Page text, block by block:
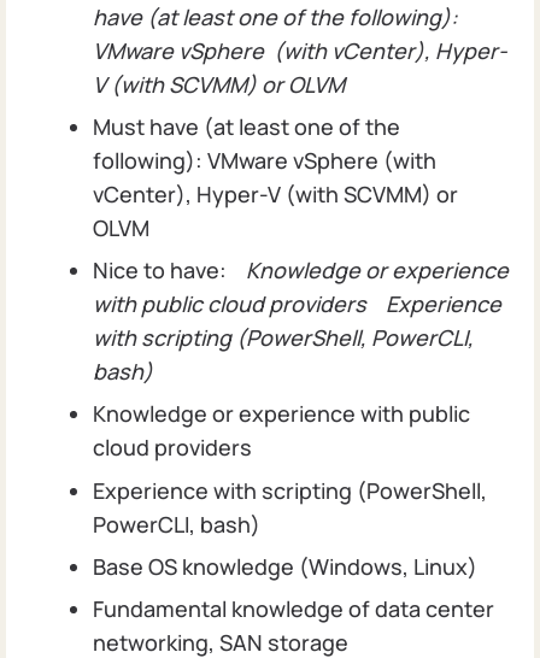
have (at least one of the following):
VMware vSphere (with vCenter), Hyper-
V (with SCVMM) or OLVM
Must have (at least one of the
following): VMware vSphere (with
vCenter), Hyper-V (with SCVMM) or
OLVM
Nice to have: Knowledge or experience
with public cloud providersExperience
with scripting (PowerShell, PowerCLI,
bash)
Knowledge or experience with public
cloud providers
Experience with scripting (PowerShell,
PowerCLI, bash)
Base OS knowledge (Windows, Linux)
Fundamental knowledge of data center
networking, SAN storage